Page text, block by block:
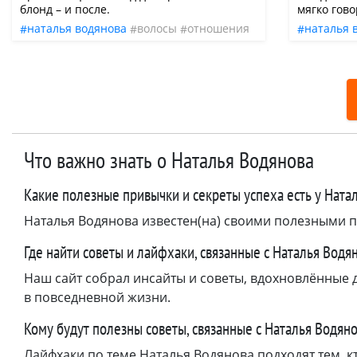
блонд – и после.
наталья водянова
волосы
отношения
мягко
событий.
Однако
не
редакция
ярких
наталья
Что важно знать о Наталья Водянова
Какие полезные привычки и секреты успеха есть у
Наталья Водянова известен(на) своими полезными
Где найти советы и лайфхаки, связанные с Наталья
Наш сайт собрал инсайты и советы,
в повседневной жизни.
Кому будут полезны советы, связанные с Наталья